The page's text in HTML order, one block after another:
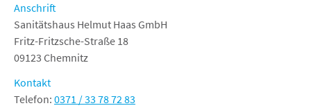
Anschrift
Sanitätshaus Helmut Haas GmbH
Fritz-Fritzsche-Straße 18
09123 Chemnitz
Kontakt
Telefon: 0371 / 33 78 72 83